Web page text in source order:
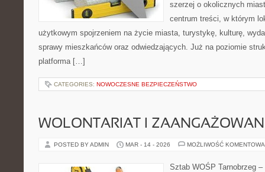
szerzej o okolicznych
centrum treści, w którym
użytkowym spojrzeniem na życie miasta, turystykę, kulturę,
sprawy mieszkańców oraz odwiedzających. Już na poziomie
platforma […]
CATEGORIES: NOWOCZESNE BEZPIECZEŃSTWO
WOLONTARIAT I
POSTED BY ADMIN MAR - 14 - 2026 MOŻLIWOŚĆ
Sztab WOŚP Tarnobrzeg